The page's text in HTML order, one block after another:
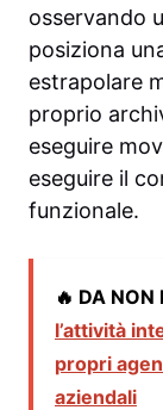
osservando
posiziona
estrapolare
proprio
eseguire
eseguire il
funzionale.
🔥 DA NON
l’attività
propri
aziendali